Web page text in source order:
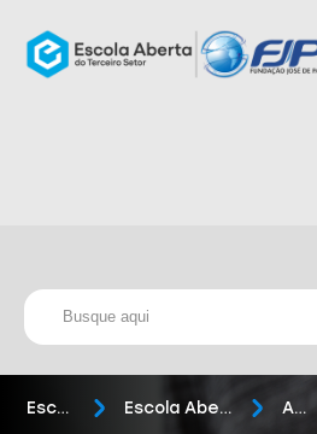
Escola Aberta Escola Aberta do Terceiro Setor Artigos